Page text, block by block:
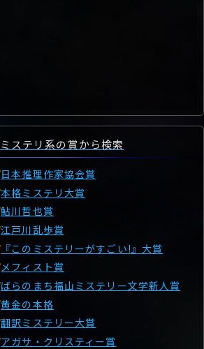
ミステリ系の賞から検索
日本推理作家協会賞
本格ミステリ大賞
鮎川哲也賞
江戸川乱歩賞
『このミステリーがすごい!』大賞
メフィスト賞
ばらのまち福山ミステリー文学新人賞
黄金の本格
翻訳ミステリー大賞
アガサ・クリスティー賞